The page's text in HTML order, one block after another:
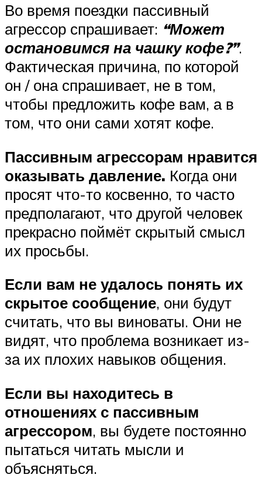
Во время поездки пассивный
агрессор спрашивает: “Может
остановимся на чашку кофе?”.
Фактическая причина, по которой
он / она спрашивает, не в том,
чтобы предложить кофе вам, а в
том, что они сами хотят кофе.
Пассивным агрессорам нравится
оказывать давление. Когда они
просят что-то косвенно, то часто
предполагают, что другой человек
прекрасно поймёт скрытый смысл
их просьбы.
Если вам не удалось понять их
скрытое сообщение, они будут
считать, что вы виноваты. Они не
видят, что проблема возникает из-
за их плохих навыков общения.
Если вы находитесь в
отношениях с пассивным
агрессором, вы будете постоянно
пытаться читать мысли и
объясняться.